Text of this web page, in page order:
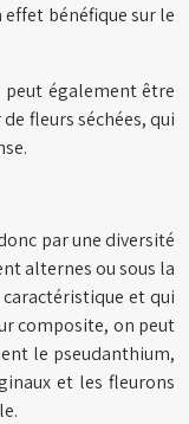
bénéfique sur le
également être
fleurs séchées, qui
par une diversité
alternes ou sous la
et qui
composite, on peut
le pseudanthium,
et les fleurons